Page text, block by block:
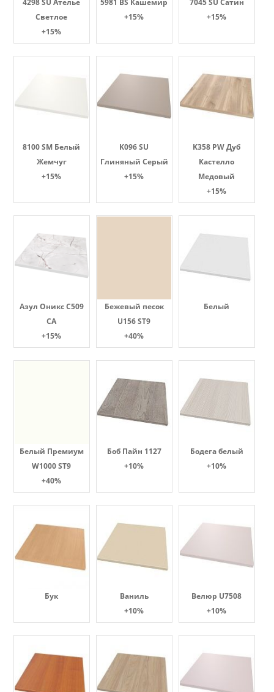
4298 SU Ателье
Светлое
+15%
5981 BS Кашемир
+15%
7045 SU Сатин
+15%
8100 SM Белый
Жемчуг
+15%
K096 SU
Глиняный Серый
+15%
K358 PW Дуб
Кастелло
Медовый
+15%
Азул Оникс С509
СА
+15%
Бежевый песок
U156 ST9
+40%
Белый
Белый Премиум
W1000 ST9
+40%
Боб Пайн 1127
+10%
Бодега белый
+10%
Бук
Ваниль
+10%
Велюр U7508
+10%